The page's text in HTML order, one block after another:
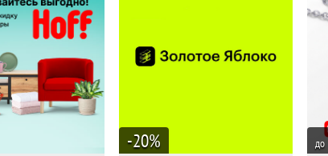
-20% до